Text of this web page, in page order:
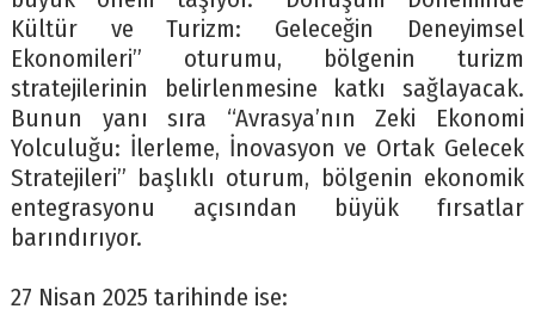
Kültür ve Turizm: Geleceğin Deneyimsel
Ekonomileri” oturumu, bölgenin turizm
stratejilerinin belirlenmesine katkı sağlayacak.
Bunun yanı sıra “Avrasya’nın Zeki Ekonomi
Yolculuğu: İlerleme, İnovasyon ve Ortak Gelecek
Stratejileri” başlıklı oturum, bölgenin ekonomik
entegrasyonu açısından büyük fırsatlar
barındırıyor.
27 Nisan 2025 tarihinde ise: